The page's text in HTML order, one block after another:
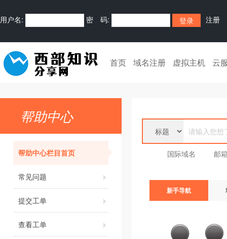
用户名: 密 码: 注册
首页 域名注册 虚拟主机 云
帮助中心
帮助中心栏目首页
常见问题
提交工单
查看工单
国际域名 邮
新手导航